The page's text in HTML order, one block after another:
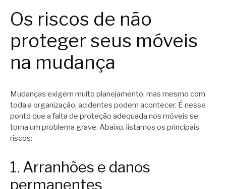
Os riscos de não
proteger seus móveis
na mudança
Mudanças exigem muito planejamento, mas mesmo com
toda a organização, acidentes podem acontecer. É nesse
ponto que a falta de proteção adequada nos móveis se
torna um problema grave. Abaixo, listamos os principais
riscos:
1. Arranhões e danos
permanentes